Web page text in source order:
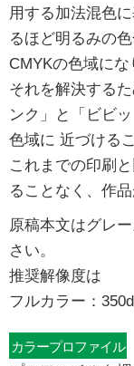
用する加法混色
るほど明るみの
CMYKの色域にな
それを解決する
ンク」と「ビビ
色域に 近づける
これまでの印刷
ることなく、作
原稿本文はグレ
さい。
推奨解像度は
フルカラー：
カラープロファイル